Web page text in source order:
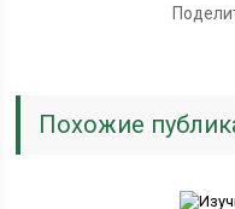
Похожие